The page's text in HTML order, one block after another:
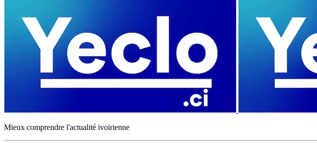
Mieux comprendre l'actualité ivoirienne